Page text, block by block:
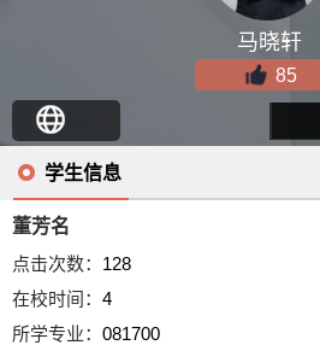
马晓轩
85
学生信息
董芳名
点击次数： 128
在校时间：4
所学专业：081700